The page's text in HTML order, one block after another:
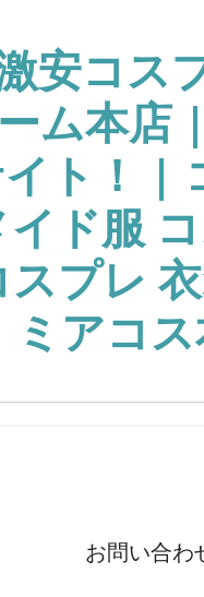
安コス
ム本店
ト！ |
ド服
プレ
ミアコ
お問い合わ